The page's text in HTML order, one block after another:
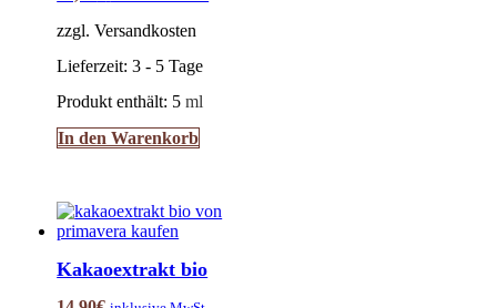
zzgl. Versandkosten
Lieferzeit:3 - 5 Tage
Produkt enthält: 5ml
In den Warenkorb
Kakaoextrakt bio